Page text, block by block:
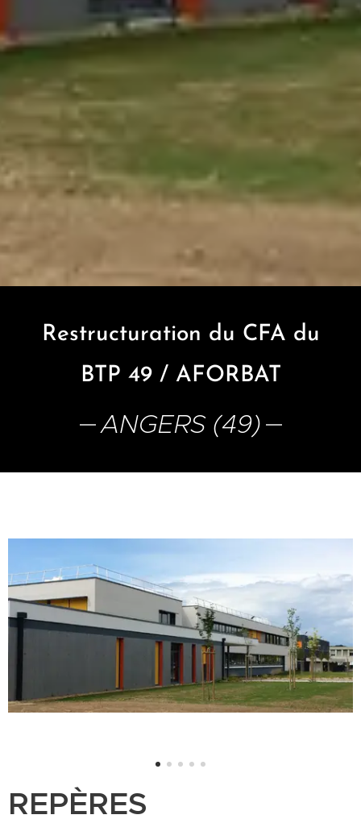
Restructuration du CFA du
BTP 49 / AFORBAT
ANGERS (49)
REPÈRES